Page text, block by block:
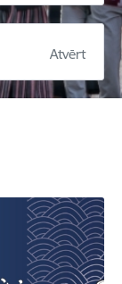
Atvērt